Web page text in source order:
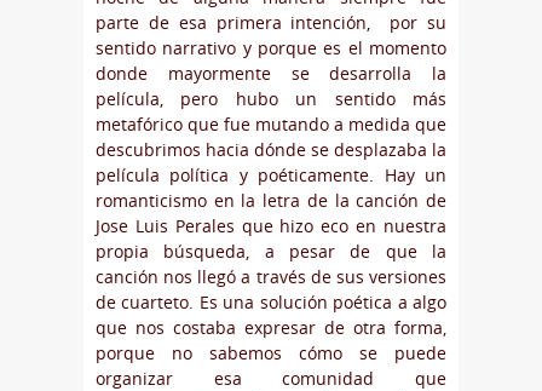
parte de esa primera intención, por su
sentido narrativo y porque es el momento
donde mayormente se desarrolla la
película, pero hubo un sentido más
metafórico que fue mutando a medida que
descubrimos hacia dónde se desplazaba la
película política y poéticamente. Hay un
romanticismo en la letra de la canción de
Jose Luis Perales que hizo eco en nuestra
propia búsqueda, a pesar de que la
canción nos llegó a través de sus versiones
de cuarteto. Es una solución poética a algo
que nos costaba expresar de otra forma,
porque no sabemos cómo se puede
organizar esa comunidad que